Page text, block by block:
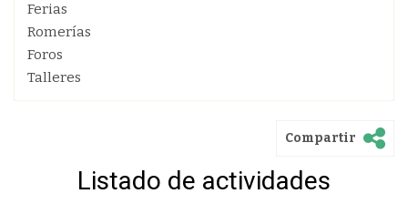
Ferias
Romerías
Foros
Talleres
Compartir
Listado de actividades